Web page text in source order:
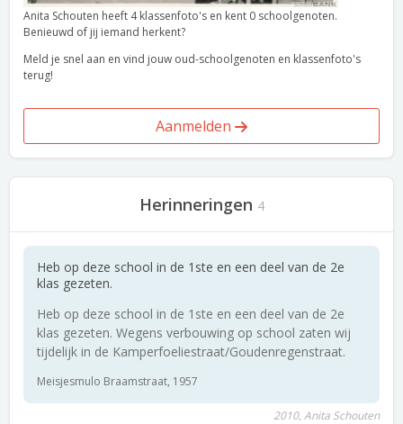
Anita Schouten heeft 4 klassenfoto's en kent 0 schoolgenoten.
Benieuwd of jij iemand herkent?
Meld je snel aan en vind jouw oud-schoolgenoten en klassenfoto's
terug!
Aanmelden
Herinneringen 4
Heb op deze school in de 1ste en een deel van de 2e
klas gezeten.
Heb op deze school in de 1ste en een deel van de 2e
klas gezeten. Wegens verbouwing op school zaten wij
tijdelijk in de Kamperfoeliestraat/Goudenregenstraat.
Meisjesmulo Braamstraat, 1957
2010, Anita Schouten